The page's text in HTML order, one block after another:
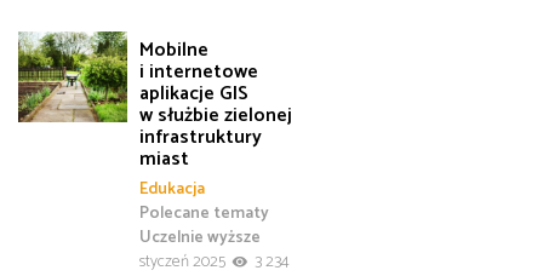
Mobilne
i internetowe
aplikacje GIS
w służbie zielonej
infrastruktury
miast
Edukacja
Polecane tematy
Uczelnie wyższe
styczeń 2025
3 234